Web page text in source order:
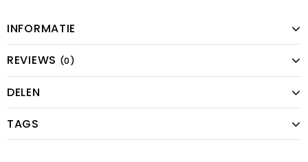
INFORMATIE
REVIEWS (0)
DELEN
TAGS